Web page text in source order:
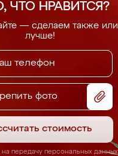
ЧТО НРАВИТСЯ?
— сделаем также или
лучше!
фото
стоимость
передачу персональных данных